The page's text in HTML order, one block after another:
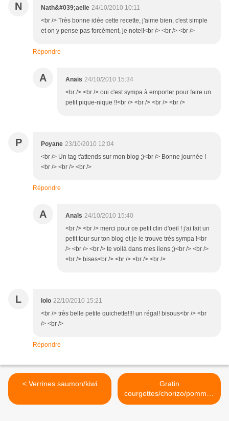
N Nath&#039;aelle 24/10/2010 10:11
<br /> Très bonne idée cette recette, j'aime bien, c'est simple
et on y pense pas forcément, je note!!<br /> <br /> <br />
Répondre
A Anaïs 24/10/2010 15:34
<br /> <br /> oui c'est sympa à emporter pour faire un
petit pique-nique !!<br /> <br /> <br /> <br />
P Poyane 23/10/2010 12:04
<br /> Un tag t'attends sur mon blog ;)<br /> Bonne journée !
<br /> <br /> <br />
Répondre
A Anaïs 24/10/2010 15:40
<br /> <br /> merci pour ce petit clin d'oeil ! j'ai fait un
petit tour sur ton blog et je le trouve trés sympa !<br
/> <br /> <br /> te voilà dans mes liens ;)<br /> <br />
<br /> bises<br /> <br /> <br /> <br />
L lolo 22/10/2010 15:21
<br /> très belle petite quichette!!!! un régal! bisous<br /> <br
/> <br />
Répondre
< Verrines saumon/kiwi
Gratin
courgettes/chorizo/pommes
de terre à la vache qui rit ;)